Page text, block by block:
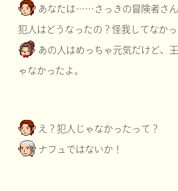
あなたは……さっきの冒険者さ
犯人はどうなったの？怪我してなかっ
あの人はめっちゃ元気だけど、
ゃなかったよ。
え？犯人じゃなかったって？
ナフュではないか！